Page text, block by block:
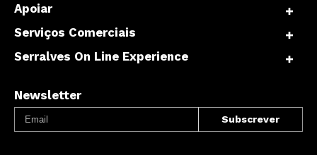
Apoiar
Serviços Comerciais
Serralves On Line Experience
Newsletter